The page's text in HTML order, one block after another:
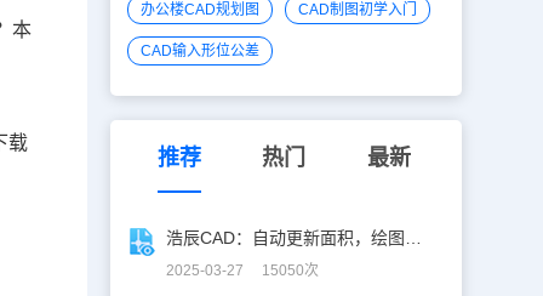
本
载
办公楼CAD规划图 CAD制图初学入门
CAD输入形位公差
推荐 热门 最新
2025-03-27 15050次